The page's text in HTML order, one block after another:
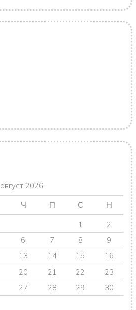
август 2026.
Ч П С
Н
1
2
6 7 8
9
13 14 15
16
20 21 22
23
27 28 29
30